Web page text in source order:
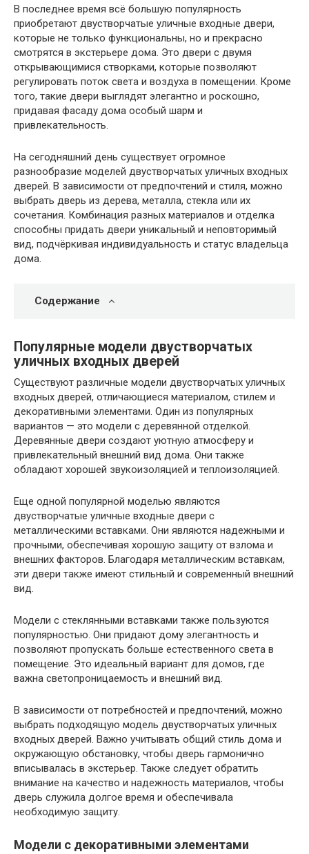
В последнее время всё большую популярность
приобретают двустворчатые уличные входные двери,
которые не только функциональны, но и прекрасно
смотрятся в экстерьере дома. Это двери с двумя
открывающимися створками, которые позволяют
регулировать поток света и воздуха в помещении. Кроме
того, такие двери выглядят элегантно и роскошно,
придавая фасаду дома особый шарм и
привлекательность.
На сегодняшний день существует огромное
разнообразие моделей двустворчатых уличных входных
дверей. В зависимости от предпочтений и стиля, можно
выбрать дверь из дерева, металла, стекла или их
сочетания. Комбинация разных материалов и отделка
способны придать двери уникальный и неповторимый
вид, подчёркивая индивидуальность и статус владельца
дома.
Содержание
Популярные модели двустворчатых
уличных входных дверей
Существуют различные модели двустворчатых уличных
входных дверей, отличающиеся материалом, стилем и
декоративными элементами. Один из популярных
вариантов — это модели с деревянной отделкой.
Деревянные двери создают уютную атмосферу и
привлекательный внешний вид дома. Они также
обладают хорошей звукоизоляцией и теплоизоляцией.
Еще одной популярной моделью являются
двустворчатые уличные входные двери с
металлическими вставками. Они являются надежными и
прочными, обеспечивая хорошую защиту от взлома и
внешних факторов. Благодаря металлическим вставкам,
эти двери также имеют стильный и современный внешний
вид.
Модели с стеклянными вставками также пользуются
популярностью. Они придают дому элегантность и
позволяют пропускать больше естественного света в
помещение. Это идеальный вариант для домов, где
важна светопроницаемость и внешний вид.
В зависимости от потребностей и предпочтений, можно
выбрать подходящую модель двустворчатых уличных
входных дверей. Важно учитывать общий стиль дома и
окружающую обстановку, чтобы дверь гармонично
вписывалась в экстерьер. Также следует обратить
внимание на качество и надежность материалов, чтобы
дверь служила долгое время и обеспечивала
необходимую защиту.
Модели с декоративными элементами